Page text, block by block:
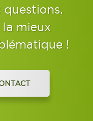
questions.
mieux
!